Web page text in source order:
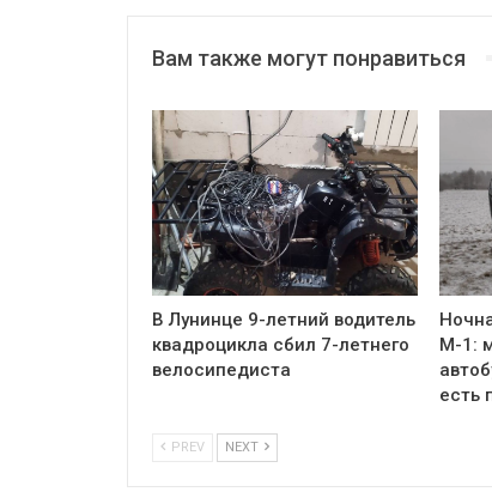
Вам также могут понравиться
В Лунинце 9-летний водитель
квадроцикла сбил 7-летнего
велосипедиста
М-1:
есть
PREV NEXT